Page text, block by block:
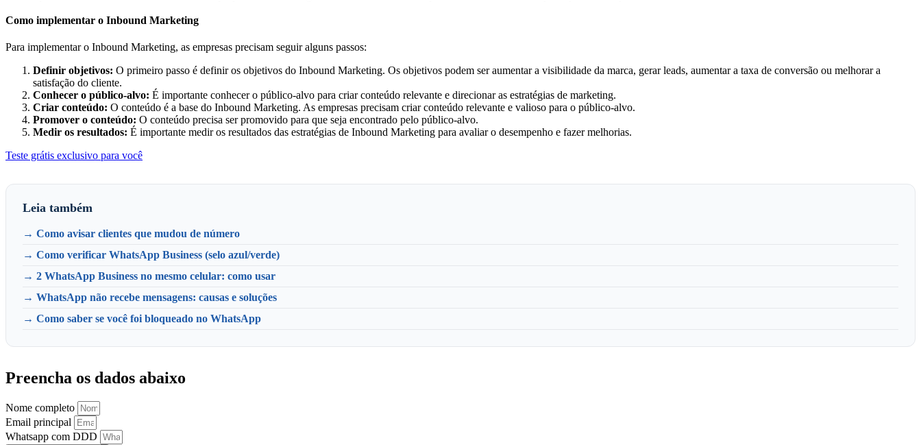
Como implementar o Inbound Marketing
Para implementar o Inbound Marketing, as empresas precisam seguir alguns passos:
Definir objetivos: O primeiro passo é definir os objetivos do Inbound Marketing. Os objetivos podem ser aumentar a visibilidade da marca, gerar leads, aumentar a taxa de conversão ou melhorar a
satisfação do cliente.
Conhecer o público-alvo: É importante conhecer o público-alvo para criar conteúdo relevante e direcionar as estratégias de marketing.
Criar conteúdo: O conteúdo é a base do Inbound Marketing. As empresas precisam criar conteúdo relevante e valioso para o público-alvo.
Promover o conteúdo: O conteúdo precisa ser promovido para que seja encontrado pelo público-alvo.
Medir os resultados: É importante medir os resultados das estratégias de Inbound Marketing para avaliar o desempenho e fazer melhorias.
Teste grátis exclusivo para você
Leia também
→ Como avisar clientes que mudou de número
→ Como verificar WhatsApp Business (selo azul/verde)
→ 2 WhatsApp Business no mesmo celular: como usar
→ WhatsApp não recebe mensagens: causas e soluções
→ Como saber se você foi bloqueado no WhatsApp
Preencha os dados abaixo
Nome completo
Email principal
Whatsapp com DDD